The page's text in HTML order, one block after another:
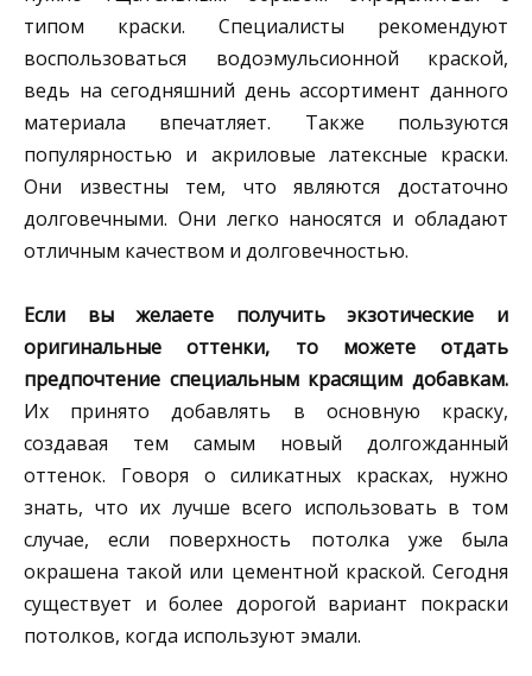
типом краски. Специалисты рекомендуют
воспользоваться водоэмульсионной краской,
ведь на сегодняшний день ассортимент данного
материала впечатляет. Также пользуются
популярностью и акриловые латексные краски.
Они известны тем, что являются достаточно
долговечными. Они легко наносятся и обладают
отличным качеством и долговечностью.
Если вы желаете получить экзотические и
оригинальные оттенки, то можете отдать
предпочтение специальным красящим добавкам.
Их принято добавлять в основную краску,
создавая тем самым новый долгожданный
оттенок. Говоря о силикатных красках, нужно
знать, что их лучше всего использовать в том
случае, если поверхность потолка уже была
окрашена такой или цементной краской. Сегодня
существует и более дорогой вариант покраски
потолков, когда используют эмали.